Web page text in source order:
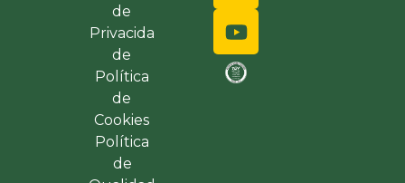
de
Privacida
de
Política
de
Cookies
Política
de